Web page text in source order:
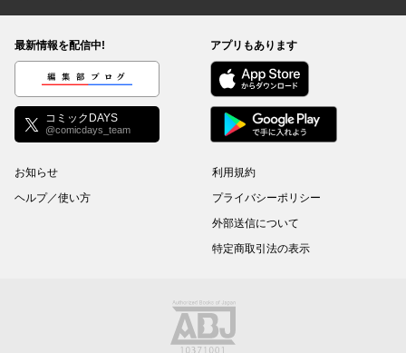
最新情報を配信中!
編集部ブログ
コミックDAYS
@comicdays_team
アプリもあります
お知らせ
ヘルプ／使い方
利用規約
プライバシーポリシー
外部送信について
特定商取引法の表示